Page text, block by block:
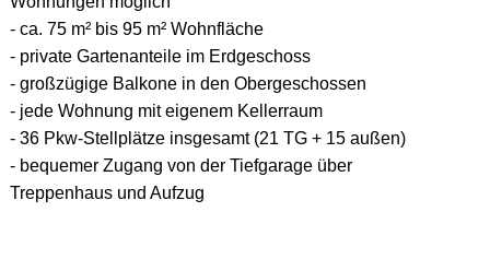
- ca. 75 m² bis 95 m² Wohnfläche
- private Gartenanteile im Erdgeschoss
- großzügige Balkone in den Obergeschossen
- jede Wohnung mit eigenem Kellerraum
- 36 Pkw-Stellplätze insgesamt (21 TG + 15 außen)
- bequemer Zugang von der Tiefgarage über
Treppenhaus und Aufzug